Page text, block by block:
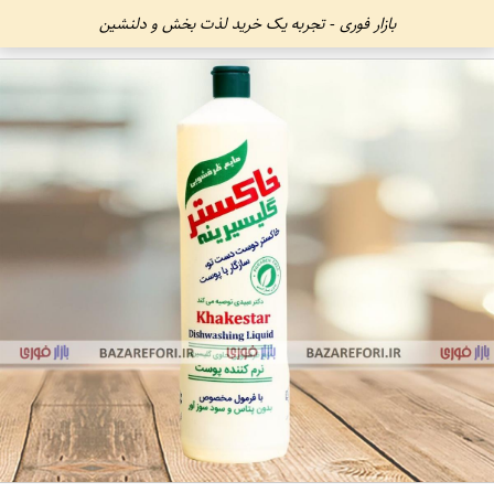
بازار فوری - تجربه یک خرید لذت بخش و دلنشین